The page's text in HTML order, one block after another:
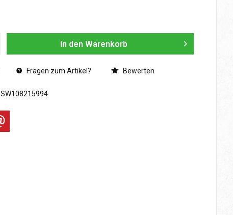
In den Warenkorb
Fragen zum Artikel? Bewerten
SW108215994